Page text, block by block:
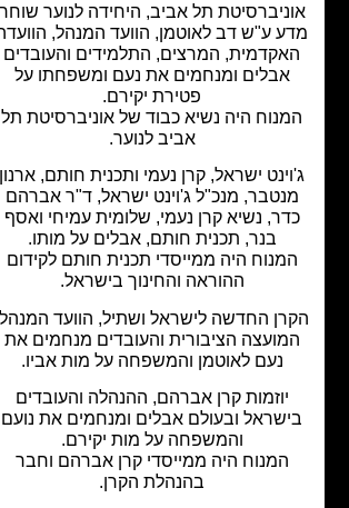
תל אביב, היחידה לנוער שוחר
ע"ש דב לאוטמן, הוועד המנהל, הוועדה
המרצים, התלמידים והעובדים
אבלים ומנחמים את נעם ומשפחתו על
פטירת יקירם.
היה נשיא כבוד של אוניברסיטת תל
אביב לנוער.
ישראל, קרן נעמי ותכנית חותם, ארנון
מנכ"ל ג'וינט ישראל, ד"ר אברהם
נשיא קרן נעמי, שלומית עמיחי ואסף
בנר, תכנית חותם, אבלים על מותו.
היה ממייסדי תכנית חותם לקידום
ההוראה והחינוך בישראל.
החדשה לישראל ושתיל, הוועד המנהל,
הציבורית והעובדים מנחמים את
נעם לאוטמן והמשפחה על מות אביו.
יוזמות קרן אברהם, ההנהלה והעובדים
ובעולם אבלים ומנחמים את נועם
והמשפחה על מות יקירם.
המנוח היה ממייסדי קרן אברהם וחבר
בהנהלת הקרן.